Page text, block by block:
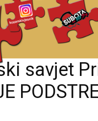
savjet